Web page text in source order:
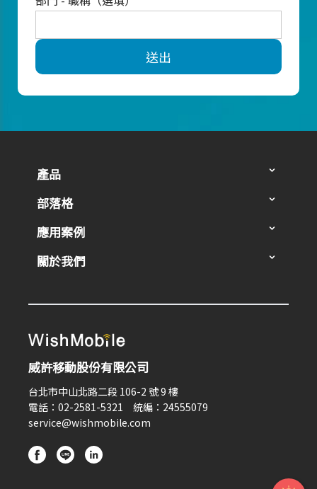
送出
產品
部落格
應用案例
關於我們
威許移動股份有限公司
台北市中山北路二段 106-2 號 9 樓
電話：02-2581-5321 統編：24555079
service@wishmobile.com